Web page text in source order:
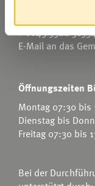
F 0043 5522
E-Mail an das
Öffnungszeiten
Montag 07:30 bis
Dienstag bis
Freitag 07:30 bis
Bei der